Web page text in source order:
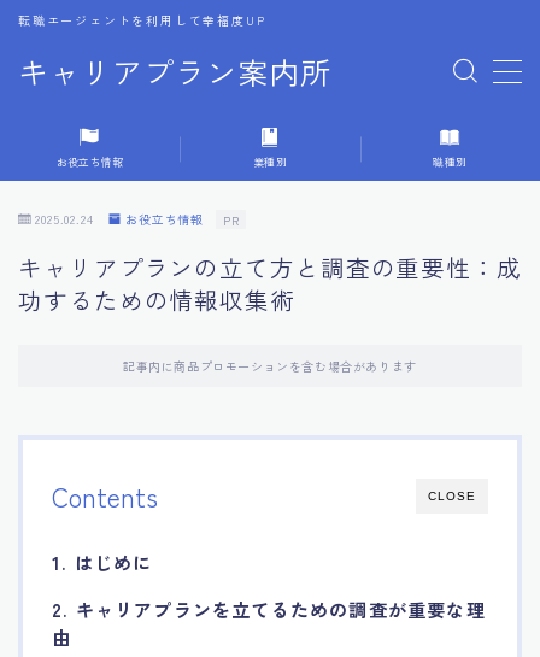
キャリアプラン案内所
転職エージェントを利用して幸福度UP
MENU
1.転職エージェントの選び方
3.キャリア相談時の質問リスト
4.キャリア目標設定の方法
5.キャリアチェンジの体験談
6.専門家からのアドバイス集
7.エージェント面談のポイント
8.非公開求人の魅力
お役立ち情報 業種別 職種別
2025.02.24 お役立ち情報 PR
キャリアプランの立て方と調査の重要性：成
功するための情報収集術
記事内に商品プロモーションを含む場合があります
CLOSE
Contents
1. はじめに
2. キャリアプランを立てるための調査が重要な理
由